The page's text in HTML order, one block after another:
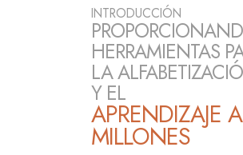
INTRODUCCIÓN
HERRAMIENTAS
LA
Y EL
APRENDIZAJE A
MILLONES